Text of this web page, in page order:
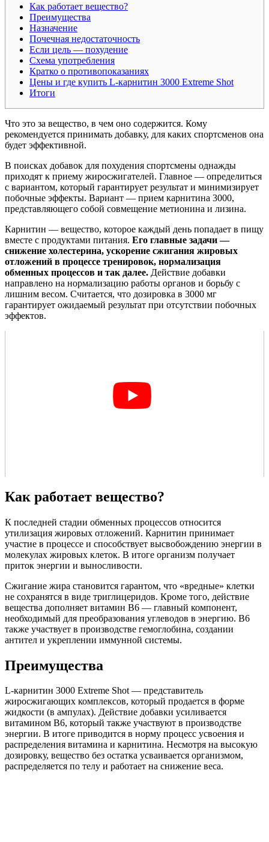
Как работает вещество?
Преимущества
Назначение
Почечная недостаточность
Если цель — похудение
Схема употребления
Кратко о противопоказаниях
Цены и где купить L-карнитин 3000 Extreme Shot
Итоги
Что это за вещество, в чем оно содержится. Кому
рекомендуется принимать добавку, для каких спортсменов она
будет эффективной.
В поисках добавок для похудения спортсмены однажды
приходят к приему жиросжигателей. Главное — определиться
с вариантом, который гарантирует результат и минимизирует
побочные эффекты. Вариант — прием карнитина 3000,
представляющего собой совмещение метионина и лизина.
Карнитин — вещество, которое каждый день попадает в пищу
вместе с продуктами питания. Его главные задачи —
снижение холестерина, ускорение сжигания жировых
отложений в процессе тренировок, нормализация
обменных процессов и так далее. Действие добавки
направлено на нормализацию работы органов и борьбу с
лишним весом. Считается, что дозировка в 3000 мг
гарантирует ожидаемый результат при отсутствии побочных
эффектов.
Как работает вещество?
К последней стадии обменных процессов относится
утилизация жировых отложений. Карнитин принимает
участие в процессе и способствует высвобождению энергии в
молекулах жировых клеток. В итоге организм получает
приток энергии и выносливости.
Сжигание жира становится гарантом, что «вредные» клетки
не сохранятся в виде триглицеридов. Кроме того, действие
вещества дополняет витамин B6 — главный компонент,
необходимый для преобразования углеводов в энергию. B6
также участвует в производстве гемоглобина, создании
антител и укреплении иммунной системы.
Преимущества
L-карнитин 3000 Extreme Shot — представитель
жиросжигающих комплексов, который продается в форме
жидкости (в ампулах). Действие добавки усиливается
витамином B6, который также участвуют в производстве
энергии. В итоге приводится в норму процесс усвоения и
распределения витамина и карнитина. Несмотря на высокую
дозировку, вещество без остатка усваивается организмом,
распределяется по телу и работает на снижение веса.